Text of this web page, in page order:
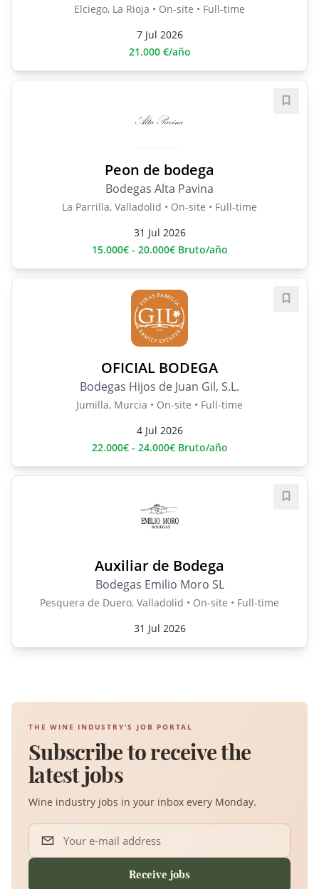
Elciego, La Rioja • On-site • Full-time
7 Jul 2026
21.000 €/año
Peon de bodega
Bodegas Alta Pavina
La Parrilla, Valladolid • On-site • Full-time
31 Jul 2026
15.000€ - 20.000€ Bruto/año
Save
OFICIAL BODEGA
Bodegas Hijos de Juan Gil, S.L.
Jumilla, Murcia • On-site • Full-time
4 Jul 2026
22.000€ - 24.000€ Bruto/año
Save
Auxiliar de Bodega
Bodegas Emilio Moro SL
Pesquera de Duero, Valladolid • On-site • Full-time
31 Jul 2026
Save
THE WINE INDUSTRY'S JOB PORTAL
Subscribe to receive the
latest jobs
Wine industry jobs in your inbox every Monday.
Your e-mail address
Receive jobs